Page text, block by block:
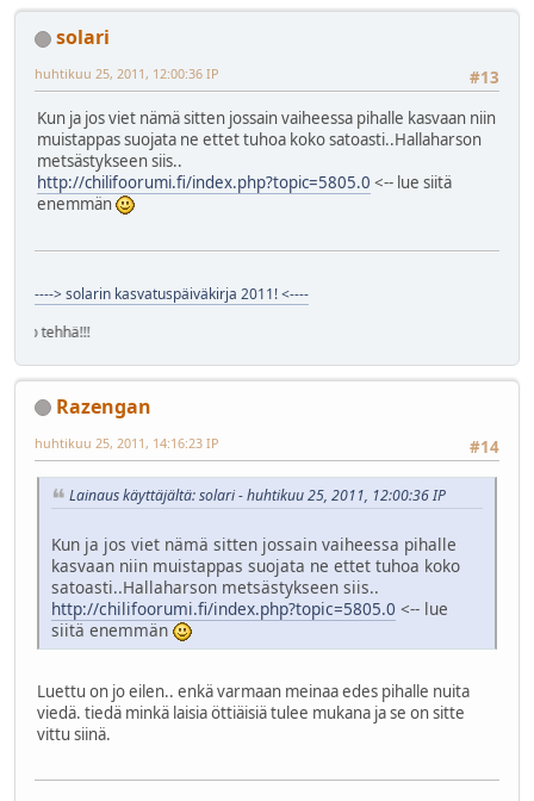
solari
#13
huhtikuu 25, 2011, 12:00:36 IP
Kun ja jos viet nämä sitten jossain vaiheessa pihalle kasvaan niin
muistappas suojata ne ettet tuhoa koko satoasti..Hallaharson
metsästykseen siis..
http://chilifoorumi.fi/index.php?topic=5805.0 <-- lue siitä
enemmän
----> solarin kasvatuspäiväkirja 2011! <----
Razengan
#14
huhtikuu 25, 2011, 14:16:23 IP
Lainaus käyttäjältä: solari - huhtikuu 25, 2011, 12:00:36 IP
Kun ja jos viet nämä sitten jossain vaiheessa pihalle
kasvaan niin muistappas suojata ne ettet tuhoa koko
satoasti..Hallaharson metsästykseen siis..
http://chilifoorumi.fi/index.php?topic=5805.0 <-- lue
siitä enemmän
Luettu on jo eilen.. enkä varmaan meinaa edes pihalle nuita
viedä. tiedä minkä laisia öttiäisiä tulee mukana ja se on sitte
vittu siinä.